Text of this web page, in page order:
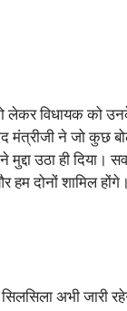
विधायक को
मंत्रीजी ने जो
उठा ही दिया।
हम दोनों शामिल
अभी जारी